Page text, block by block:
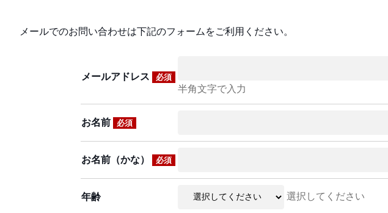
メールでのお問い合わせは下記のフォームをご利用ください。
メールアドレス 必須
半角文字で入力
お名前 必須
お名前（かな） 必須
年齢 選択してください